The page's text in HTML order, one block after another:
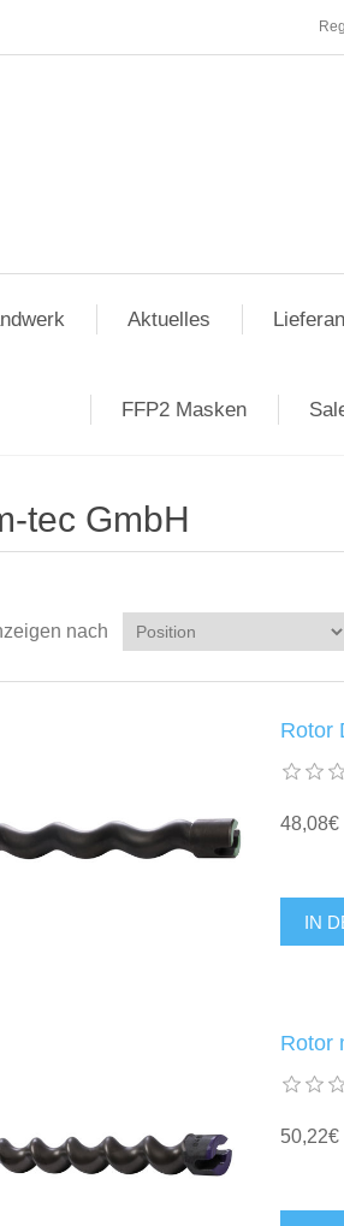
Aktuelles
FFP2 Masken
tec GmbH
nach
Rotor
48,08€
Rotor
50,22€